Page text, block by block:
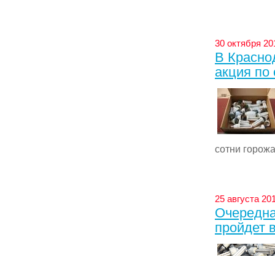
30 октября
В
акция по
сотни
25 августа
пройдет